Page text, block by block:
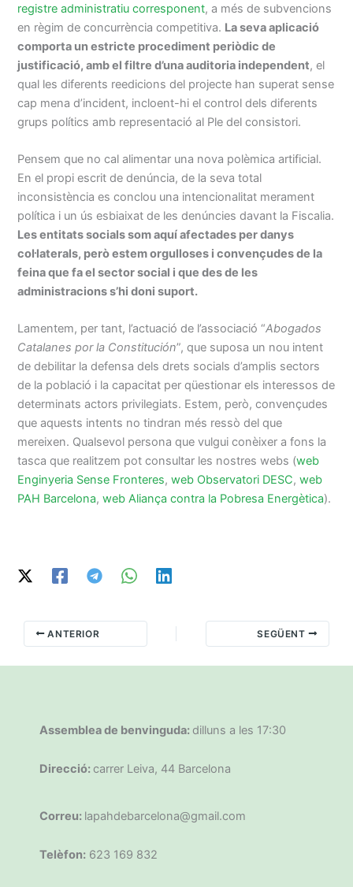
registre administratiu corresponent, a més de subvencions
en règim de concurrència competitiva. La seva aplicació
comporta un estricte procediment periòdic de
justificació, amb el filtre d’una auditoria independent, el
qual les diferents reedicions del projecte han superat sense
cap mena d’incident, incloent-hi el control dels diferents
grups polítics amb representació al Ple del consistori.
Pensem que no cal alimentar una nova polèmica artificial.
En el propi escrit de denúncia, de la seva total
inconsistència es conclou una intencionalitat merament
política i un ús esbiaixat de les denúncies davant la Fiscalia.
Les entitats socials som aquí afectades per danys
col·laterals, però estem orgulloses i convençudes de la
feina que fa el sector social i que des de les
administracions s’hi doni suport.
Lamentem, per tant, l’actuació de l’associació “Abogados
Catalanes por la Constitución”, que suposa un nou intent
de debilitar la defensa dels drets socials d’amplis sectors
de la població i la capacitat per qüestionar els interessos de
determinats actors privilegiats. Estem, però, convençudes
que aquests intents no tindran més ressò del que
mereixen. Qualsevol persona que vulgui conèixer a fons la
tasca que realitzem pot consultar les nostres webs (web
Enginyeria Sense Fronteres,web Observatori DESC,web
PAH Barcelona,web Aliança contra la Pobresa Energètica).
ANTERIOR SEGÜENT
Assemblea de benvinguda: dilluns a les 17:30
Direcció: carrer Leiva, 44 Barcelona
Correu: lapahdebarcelona@gmail.com
Telèfon: 623 169 832